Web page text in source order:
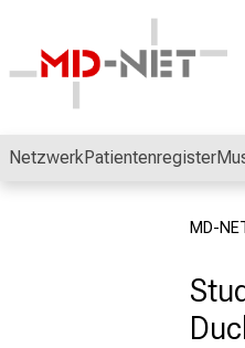
NetzwerkPatientenregister
MD-